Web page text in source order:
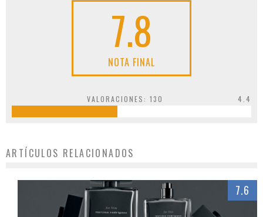
7.8
NOTA FINAL
VALORACIONES: 130 4.4
ARTÍCULOS RELACIONADOS
7.6